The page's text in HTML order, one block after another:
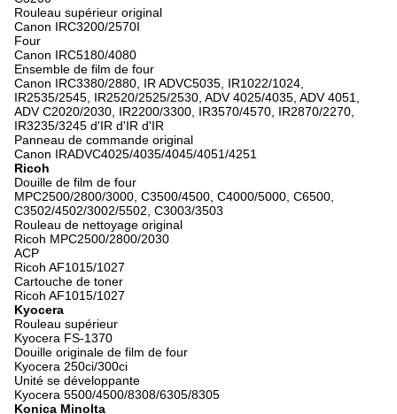
Rouleau supérieur original
Canon IRC3200/2570I
Four
Canon IRC5180/4080
Ensemble de film de four
Canon IRC3380/2880, IR ADVC5035, IR1022/1024,
IR2535/2545, IR2520/2525/2530, ADV 4025/4035, ADV 4051,
ADV C2020/2030, IR2200/3300, IR3570/4570, IR2870/2270,
IR3235/3245 d'IR d'IR d'IR
Panneau de commande original
Canon IRADVC4025/4035/4045/4051/4251
Ricoh
Douille de film de four
MPC2500/2800/3000, C3500/4500, C4000/5000, C6500,
C3502/4502/3002/5502, C3003/3503
Rouleau de nettoyage original
Ricoh MPC2500/2800/2030
ACP
Ricoh AF1015/1027
Cartouche de toner
Ricoh AF1015/1027
Kyocera
Rouleau supérieur
Kyocera FS-1370
Douille originale de film de four
Kyocera 250ci/300ci
Unité se développante
Kyocera 5500/4500/8308/6305/8305
Konica Minolta